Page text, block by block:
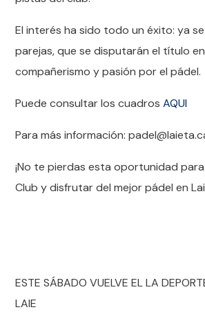
El interés ha sido todo un éxito: ya
parejas, que se disputarán el título
compañerismo y pasión por el pádel.
Puede consultar los cuadrosAQUI
Para más información:
¡No te pierdas esta oportunidad
Club y disfrutar del mejor pádel en
ESTE SÁBADO VUELVE EL LA
LAIE